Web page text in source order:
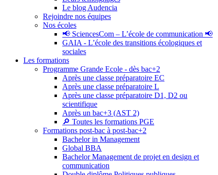
Le blog Audencia
Rejoindre nos équipes
Nos écoles
📢 SciencesCom – L’école de communication 📢
GAIA - L’école des transitions écologiques et
sociales
Les formations
Programme Grande Ecole - dès bac+2
Après une classe préparatoire EC
Après une classe préparatoire L
Après une classe préparatoire D1, D2 ou
scientifique
Après un bac+3 (AST 2)
🔎 Toutes les formations PGE
Formations post-bac à post-bac+2
Bachelor in Management
Global BBA
Bachelor Management de projet en design et
communication